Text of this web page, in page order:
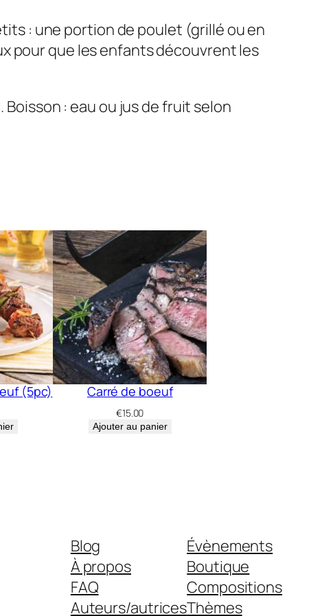
: une portion de poulet (grillé ou en
pour que les enfants découvrent les
: eau ou jus de fruit selon
(5pc) Carré de boeuf
€15.00
Ajouter au panier
Blog
À propos
FAQ
Auteurs/autrices
Évènements
Boutique
Compositions
Thèmes